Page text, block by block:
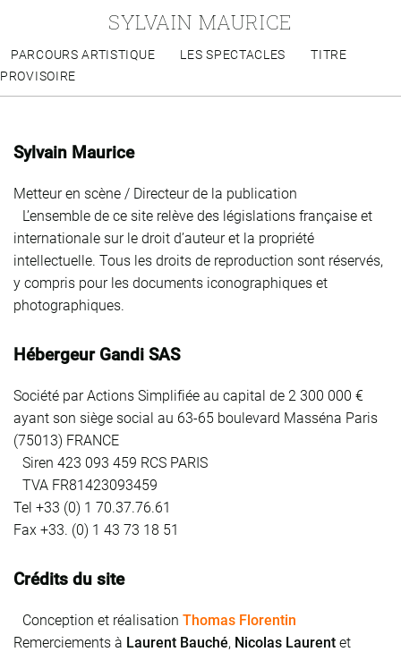
SYLVAIN MAURICE
PARCOURS ARTISTIQUE LES SPECTACLES
TITRE
PROVISOIRE
Sylvain Maurice
Metteur en scène / Directeur de la publication
L’ensemble de ce site relève des législations française et
internationale sur le droit d’auteur et la propriété
intellectuelle. Tous les droits de reproduction sont réservés,
y compris pour les documents iconographiques et
photographiques.
Hébergeur Gandi SAS
Société par Actions Simplifiée au capital de 2 300 000 €
ayant son siège social au 63-65 boulevard Masséna Paris
(75013) FRANCE
Siren 423 093 459 RCS PARIS
TVA FR81423093459
Tel +33 (0) 1 70.37.76.61
Fax +33. (0) 1 43 73 18 51
Crédits du site
Conception et réalisation Thomas Florentin
Remerciements à Laurent Bauché, Nicolas Laurent et